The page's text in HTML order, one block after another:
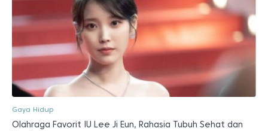
Gaya Hidup
Olahraga Favorit IU Lee Ji Eun, Rahasia Tubuh Sehat dan